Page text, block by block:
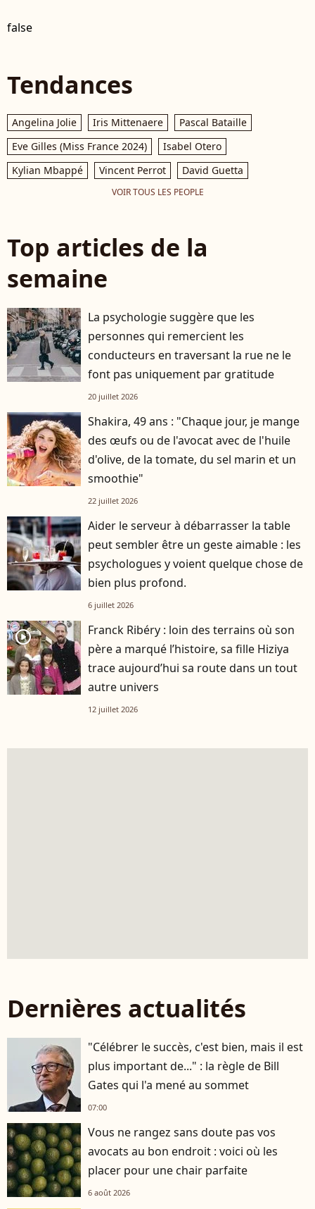
false
Tendances
Angelina Jolie Iris Mittenaere
Pascal Bataille
Eve Gilles (Miss France 2024)
Isabel Otero
Kylian Mbappé
Vincent Perrot David Guetta
VOIR TOUS LES PEOPLE
Top articles de la
semaine
La psychologie suggère que les
personnes qui remercient les
conducteurs en traversant la rue ne le
font pas uniquement par gratitude
20 juillet 2026
Shakira, 49 ans : "Chaque jour, je mange
des œufs ou de l'avocat avec de l'huile
d'olive, de la tomate, du sel marin et un
smoothie"
22 juillet 2026
Aider le serveur à débarrasser la table
peut sembler être un geste aimable : les
psychologues y voient quelque chose de
bien plus profond.
6 juillet 2026
player2
Franck Ribéry : loin des terrains où son
père a marqué l’histoire, sa fille Hiziya
trace aujourd’hui sa route dans un tout
autre univers
12 juillet 2026
Dernières actualités
"Célébrer le succès, c'est bien, mais il est
plus important de..." : la règle de Bill
Gates qui l'a mené au sommet
07:00
Vous ne rangez sans doute pas vos
avocats au bon endroit : voici où les
placer pour une chair parfaite
6 août 2026